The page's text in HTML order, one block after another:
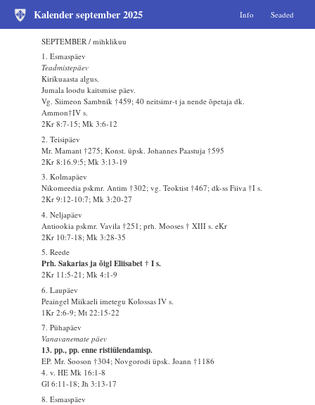
Kalender september 2025 Info Seaded
SEPTEMBER / mihklikuu
1. Esmaspäev
Teadmistepäev
Kirikuaasta algus.
Jumala loodu kaitsmise päev.
Vg. Siimeon Sambnik †459; 40 neitsimr-t ja nende õpetaja dk.
Ammon†IV s.
2Kr 8:7-15; Mk 3:6-12
2. Teisipäev
Mr. Mamant †275; Konst. üpsk. Johannes Paastuja †595
2Kr 8:16.9:5; Mk 3:13-19
3. Kolmapäev
Nikomeedia pskmr. Antim †302; vg. Teoktist †467; dk-ss Fiiva †I s.
2Kr 9:12-10:7; Mk 3:20-27
4. Neljapäev
Antiookia pskmr. Vavila †251; prh. Mooses † XIII s. eKr
2Kr 10:7-18; Mk 3:28-35
5. Reede
Prh. Sakarias ja õigl Eliisabet † I s.
2Kr 11:5-21; Mk 4:1-9
6. Laupäev
Peaingel Miikaeli imetegu Kolossas IV s.
1Kr 2:6-9; Mt 22:15-22
7. Pühapäev
Vanavanemate päev
13. pp., pp. enne ristiülendamisp.
EP. Mr. Sooson †304; Novgorodi üpsk. Joann †1186
4. v. HE Mk 16:1-8
Gl 6:11-18; Jh 3:13-17
8. Esmaspäev